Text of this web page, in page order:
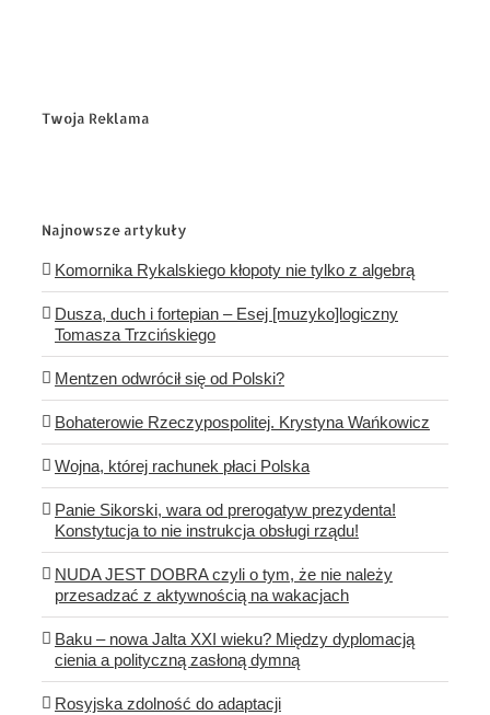
Twoja Reklama
Najnowsze artykuły
Komornika Rykalskiego kłopoty nie tylko z algebrą
Dusza, duch i fortepian – Esej [muzyko]logiczny
Tomasza Trzcińskiego
Mentzen odwrócił się od Polski?
Bohaterowie Rzeczypospolitej. Krystyna Wańkowicz
Wojna, której rachunek płaci Polska
Panie Sikorski, wara od prerogatyw prezydenta!
Konstytucja to nie instrukcja obsługi rządu!
NUDA JEST DOBRA czyli o tym, że nie należy
przesadzać z aktywnością na wakacjach
Baku – nowa Jalta XXI wieku? Między dyplomacją
cienia a polityczną zasłoną dymną
Rosyjska zdolność do adaptacji